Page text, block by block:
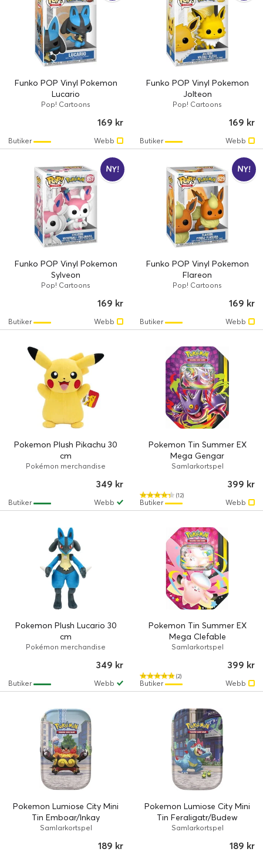
Funko POP Vinyl Pokemon
Lucario
Pop! Cartoons
169 kr
Webb
Butiker
Funko POP Vinyl Pokemon
Jolteon
Pop! Cartoons
169 kr
Webb
Butiker
NY!
Funko POP Vinyl Pokemon
Sylveon
Pop! Cartoons
169 kr
Webb
Butiker
NY!
Funko POP Vinyl Pokemon
Flareon
Pop! Cartoons
169 kr
Webb
Butiker
Pokemon Plush Pikachu 30
cm
Pokémon merchandise
349 kr
Webb
Butiker
Pokemon Tin Summer EX
Mega Gengar
Samlarkortspel
(12)
399 kr
Webb
Butiker
Pokemon Plush Lucario 30
cm
Pokémon merchandise
349 kr
Webb
Butiker
Pokemon Tin Summer EX
Mega Clefable
Samlarkortspel
(2)
399 kr
Webb
Butiker
Pokemon Lumiose City Mini
Tin Emboar/Inkay
Samlarkortspel
189 kr
Pokemon Lumiose City Mini
Tin Feraligatr/Budew
Samlarkortspel
189 kr